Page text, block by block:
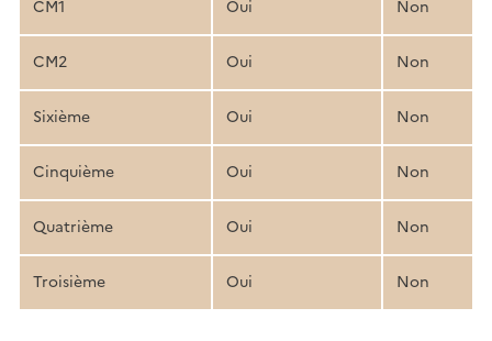
CM1 Oui Non
CM2 Oui Non
Sixième Oui Non
Cinquième Oui Non
Quatrième Oui Non
Troisième Oui Non